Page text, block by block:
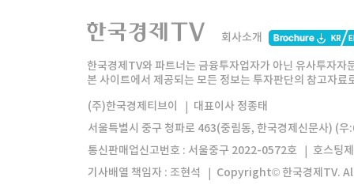
한국경제TV
한경미디어그룹 한국경제신문 한국경제
모바일앱 한국경제TV앱
회사소개
한국경제TV와 파트너는 금융투자업자가 아닌 유사투자
본 사이트에서 제공되는 모든 정보는 투자판단의 참고자
(주)한국경제티브이
대표이사 정종태
서울특별시 중구 청파로 463(중림동, 한국경제신문사) (
통신판매업신고번호 : 서울중구 2022-0572호
호스팅
기사배열 책임자 : 조현석
Copyright© 한국경제TV.